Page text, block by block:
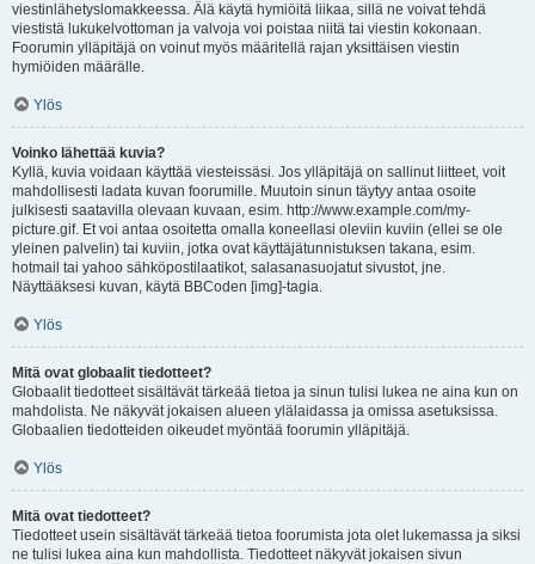
viestinlähetyslomakkeessa. Älä käytä hymiöitä liikaa, sillä ne voivat tehdä
viestistä lukukelvottoman ja valvoja voi poistaa niitä tai viestin kokonaan.
Foorumin ylläpitäjä on voinut myös määritellä rajan yksittäisen viestin
hymiöiden määrälle.
Ylös
Voinko lähettää kuvia?
Kyllä, kuvia voidaan käyttää viesteissäsi. Jos ylläpitäjä on sallinut liitteet, voit
mahdollisesti ladata kuvan foorumille. Muutoin sinun täytyy antaa osoite
julkisesti saatavilla olevaan kuvaan, esim. http://www.example.com/my-
picture.gif. Et voi antaa osoitetta omalla koneellasi oleviin kuviin (ellei se ole
yleinen palvelin) tai kuviin, jotka ovat käyttäjätunnistuksen takana, esim.
hotmail tai yahoo sähköpostilaatikot, salasanasuojatut sivustot, jne.
Näyttääksesi kuvan, käytä BBCoden [img]-tagia.
Ylös
Mitä ovat globaalit tiedotteet?
Globaalit tiedotteet sisältävät tärkeää tietoa ja sinun tulisi lukea ne aina kun on
mahdolista. Ne näkyvät jokaisen alueen ylälaidassa ja omissa asetuksissa.
Globaalien tiedotteiden oikeudet myöntää foorumin ylläpitäjä.
Ylös
Mitä ovat tiedotteet?
Tiedotteet usein sisältävät tärkeää tietoa foorumista jota olet lukemassa ja siksi
ne tulisi lukea aina kun mahdollista. Tiedotteet näkyvät jokaisen sivun